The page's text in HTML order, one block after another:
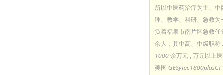
所以中医药治疗为主、
理、教学、科研、急救为
负着福泉市南片区急救
余人，其中高、中级职
1000 余万元 , 万元以上
美国